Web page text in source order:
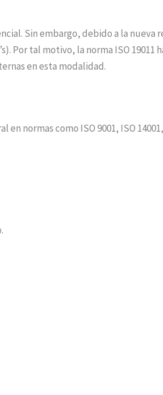
Sin embargo, debido a la nueva
Por tal motivo, la norma ISO 19011
en esta modalidad.
normas como ISO 9001, ISO 14001,